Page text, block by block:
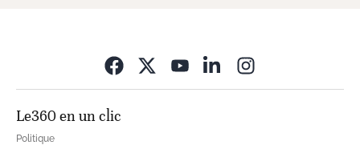
Le360 en un clic
Politique